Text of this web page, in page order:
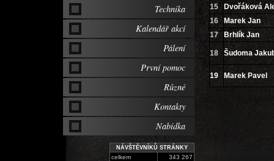
15
Dvořáková
16
Marek Jan
17
Brhlík Jan
18 Šudoma
19 Marek Pavel
Technika
Kalendář akcí
Pálení
První pomoc
Různé
Kontakty
Nabídka
NÁVŠTĚVNÍKŮ STRÁNKY
celkem
343 267